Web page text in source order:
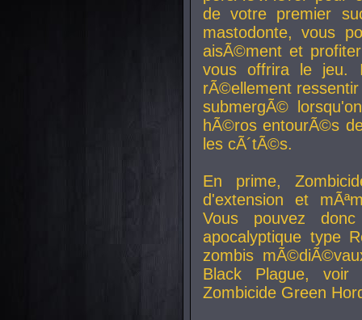
de votre premier
mastodonte, vous
aisÃ©ment et
vous offrira le jeu.
rÃ©ellement
submergÃ©
hÃ©ros entourÃ©s
les cÃ´tÃ©s.
En prime,
d'extension et
Vous pouvez
apocalyptique type
zombis
Black Plague,
Zombicide Green